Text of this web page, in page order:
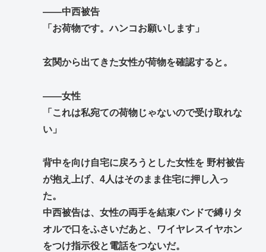
――中西被告
「お荷物です。ハンコお願いします」
玄関から出てきた女性が荷物を確認すると。
――女性
「これは私宛ての荷物じゃないので受け取れな
い」
背中を向け自宅に戻ろうとした女性を 野村被告
が抱え上げ、4人はそのまま住宅に押し入っ
た。
中西被告は、女性の両手を結束バンドで縛りタ
オルで口をふさいだあと、ワイヤレスイヤホン
をつけ指示役と電話をつないだ。